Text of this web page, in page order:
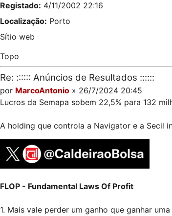
Registado: 4/11/2002 22:16
Localização: Porto
Sítio web
Topo
Re: :::::: Anúncios de Resultados ::::::
por MarcoAntonio » 26/7/2024 20:45
Lucros da Semapa sobem 22,5% para 132
A holding que controla a Navigator e a Secil
FLOP - Fundamental Laws Of Profit
1. Mais vale perder um ganho que ganhar